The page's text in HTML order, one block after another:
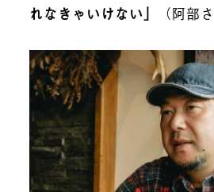
れなきゃいけない」
（阿部